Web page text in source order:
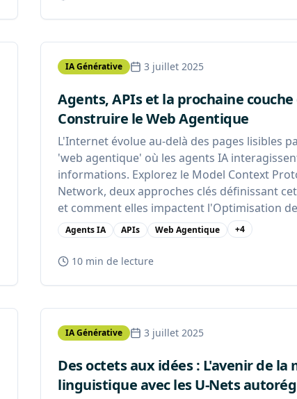
IA Générative 3 juillet 2025
Agents, APIs et la prochaine
Construire le Web Agentique
L'Internet évolue au-delà des pages lisibles
'web agentique' où les agents IA
informations. Explorez le Model Context
Network, deux approches clés définissant
et comment elles impactent l'Optimisation
Agents IA APIs Web Agentique +4
10 min de lecture
IA Générative 3 juillet 2025
Des octets aux idées : L'avenir de
linguistique avec les U-Nets